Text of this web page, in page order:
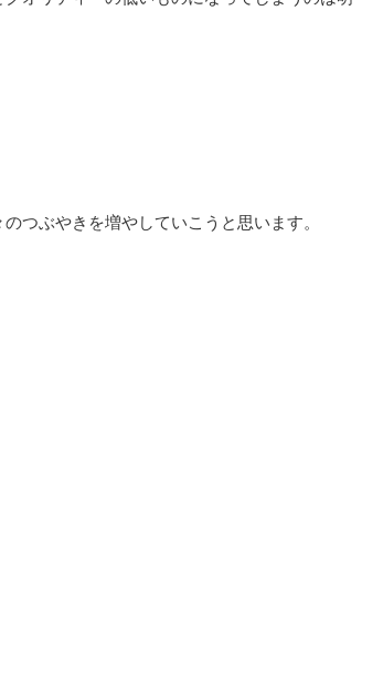
つぶやきを増やしていこうと思います。